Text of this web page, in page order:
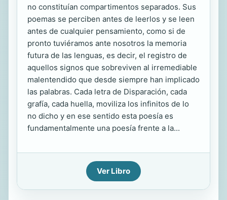
no constituían compartimentos separados. Sus
poemas se perciben antes de leerlos y se leen
antes de cualquier pensamiento, como si de
pronto tuviéramos ante nosotros la memoria
futura de las lenguas, es decir, el registro de
aquellos signos que sobreviven al irremediable
malentendido que desde siempre han implicado
las palabras. Cada letra de Disparación, cada
grafía, cada huella, moviliza los infinitos de lo
no dicho y en ese sentido esta poesía es
fundamentalmente una poesía frente a la...
Ver Libro